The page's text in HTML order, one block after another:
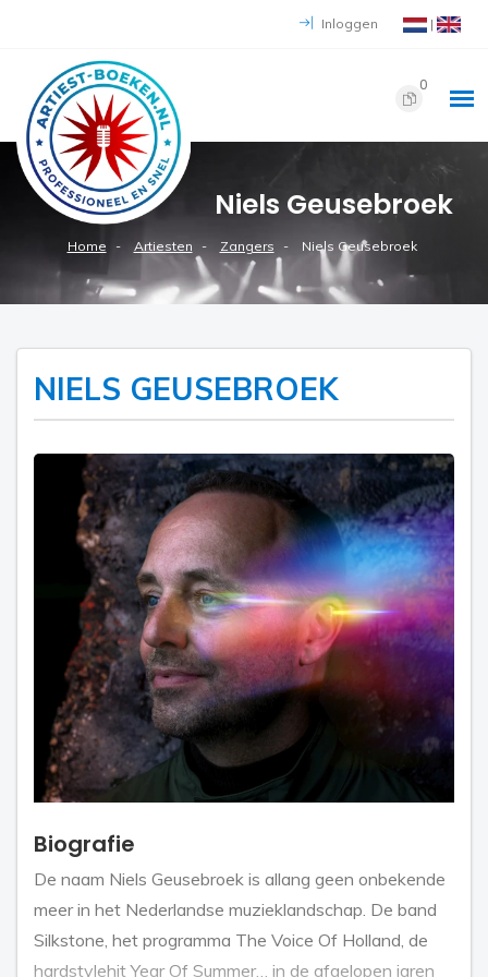
Inloggen |
0
Niels Geusebroek
Home Artiesten Zangers Niels Geusebroek
NIELS GEUSEBROEK
Biografie
De naam Niels Geusebroek is allang geen onbekende
meer in het Nederlandse muzieklandschap. De band
Silkstone, het programma The Voice Of Holland, de
hardstylehit Year Of Summer… in de afgelopen jaren